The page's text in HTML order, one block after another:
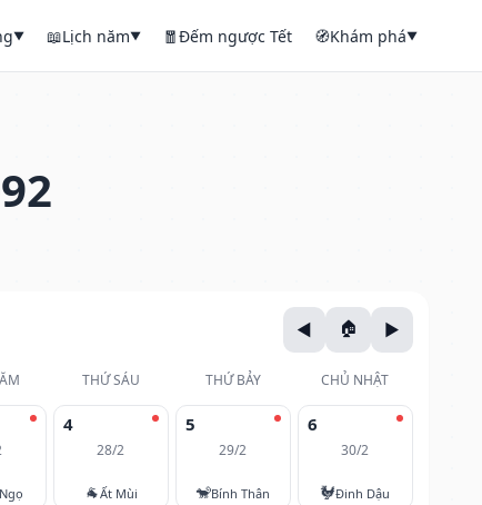
▼ 📖Lịch năm▼ 🧧Đếm ngược Tết 🧭Khám phá▼
THỨ SÁU THỨ BẢY CHỦ NHẬT
4
28/2
🐐Ất Mùi
5
29/2
🐒Bính Thân
6
30/2
🐓Đinh Dậu